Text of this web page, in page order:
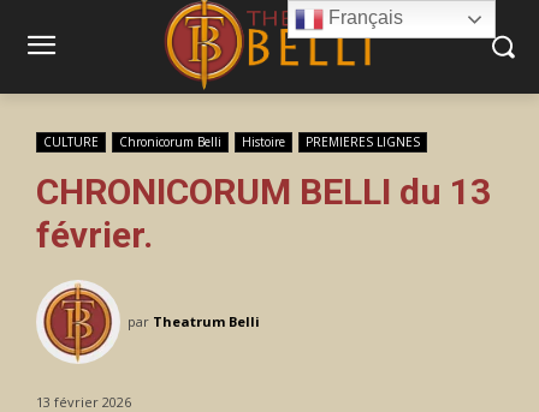
CULTURE Chronicorum Belli Histoire PREMIERES LIGNES
CHRONICORUM BELLI du 13
février.
par Theatrum Belli
13 février 2026
Français